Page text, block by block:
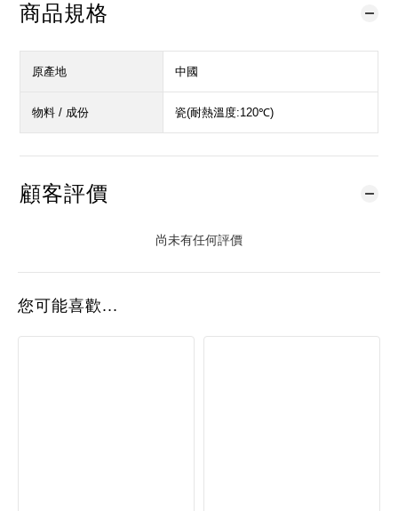
商品規格
原產地 中國
物料 / 成份 瓷(耐熱溫度:120℃)
顧客評價
尚未有任何評價
您可能喜歡...